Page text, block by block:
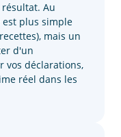
Au
est plus simple
mais un
d'un
vos déclarations,
réel dans les